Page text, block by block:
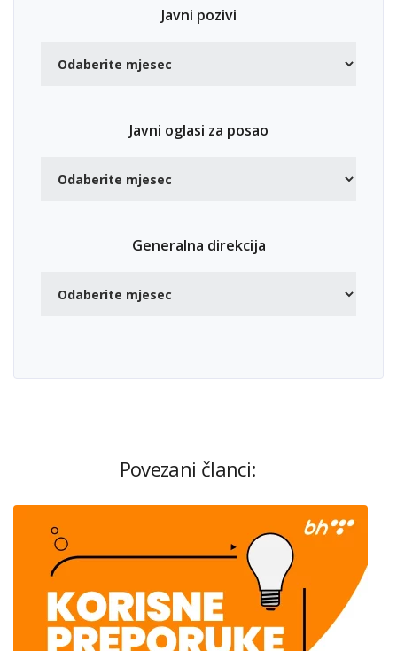
Javni pozivi
Javni oglasi za posao
Generalna direkcija
Povezani članci: